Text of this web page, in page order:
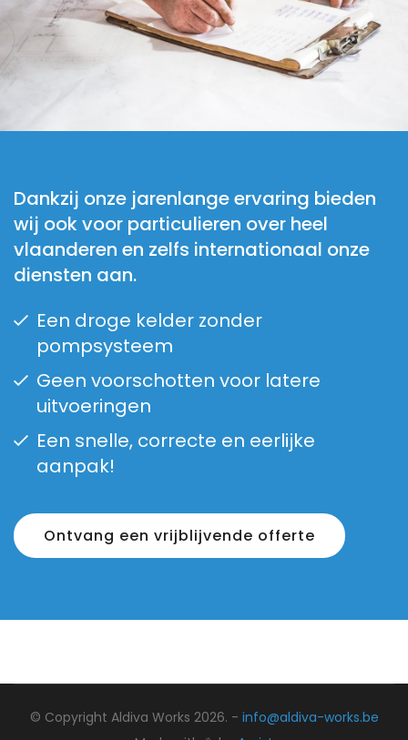
Dankzij onze jarenlange ervaring bieden
wij ook voor particulieren over heel
vlaanderen en zelfs internationaal onze
diensten aan.
Een droge kelder zonder
pompsysteem
Geen voorschotten voor latere
uitvoeringen
Een snelle, correcte en eerlijke
aanpak!
Ontvang een vrijblijvende offerte
© Copyright Aldiva Works 2026. - info@aldiva-works.be